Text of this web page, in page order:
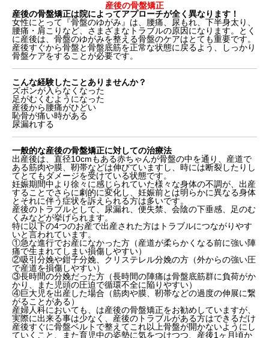
産後の骨盤矯正
産後の骨盤矯正は院によってアプローチが全く異なります！
女性にとって『骨盤のゆがみ』は、腰痛、尿もれ、下半身太り、
腰痛・肩こりなど、さまざまなトラブルの原因になります。とく
に産後は、骨盤のゆがみを整える骨盤のケアはとても重要です。
産後すぐから骨盤と骨盤底筋を正常な状態に戻るよう、しっかり
骨盤ケアをすることが必要です。
こんな経験したことありませんか？
ズボンが入らなくなった
足がむくむようになった
産後から腰痛がひどい
恥骨が痛い時がある
尿漏れする
一般的な産後の骨盤矯正に対しての治療法
出産後は、直径10cmもある赤ちゃんが骨盤の中を通り、産道で
ある筋肉や膜、靭帯などは伸びていますし、時には断裂したりし
てとてもダメージを受けている状態です。
妊娠期間中より徐々に感じられていた様々な身体の不調が、出産
することでさらに劇的に変化し、妊娠前とは明らかに異なる身体
とそれに伴う症状を訴えられる方は多いです。
産後のトラブルとして、尿漏れ、便失禁、会陰の下垂感、足のむ
くみなどが挙げられます。
特に以下の4つのお産で出産された方はトラブルにつながりやす
いと言われています。
①急な進行でお産になかった方（産道が柔らかくなる前に強い陣
痛で生まれてしまい損傷しやすい）
②吸引分娩や鉗子分娩、クリステレル分娩の方（外からの強い圧
で産道を損傷しやすい）
③長時間の分娩だった方（長時間の陣痛は骨盤底筋群に負荷がか
かり、また児頭の圧迫で循環不全に陥りやすい）
④巨大児を出産した場合（筋肉や膜、靭帯などの過度の伸展に繋
がることがある）
産婦人科においても、は産後の骨盤矯正をお勧めしていますが、
実際に出来る事は少なく、産後のトラブルがある方はできるだけ
産後すぐに骨盤ベルトで整えてこれ以上骨盤が開かないようにし
ていくこと、また育児中の姿勢に気をつけつつ、産後1ヶ月頃か